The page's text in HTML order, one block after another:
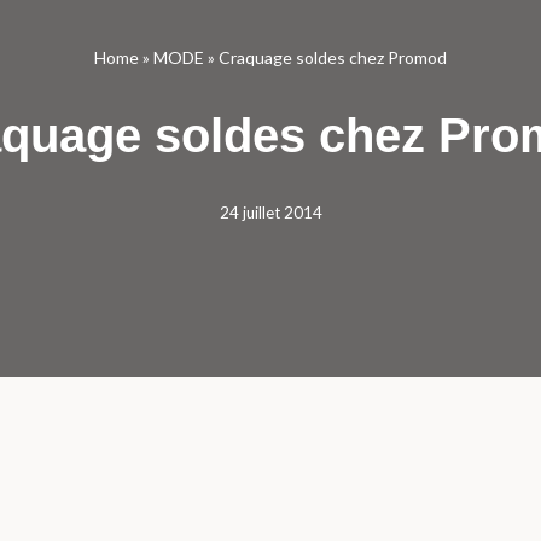
Home» MODE » Craquage soldes chez Promod
soldes chez
24 juillet 2014